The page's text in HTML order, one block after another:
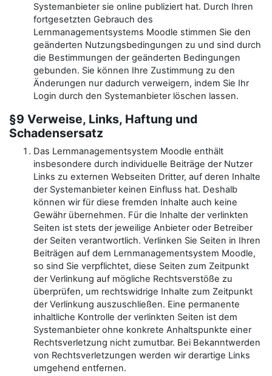
Systemanbieter sie online publiziert hat. Durch Ihren
fortgesetzten Gebrauch des
Lernmanagementsystems Moodle stimmen Sie den
geänderten Nutzungsbedingungen zu und sind durch
die Bestimmungen der geänderten Bedingungen
gebunden. Sie können Ihre Zustimmung zu den
Änderungen nur dadurch verweigern, indem Sie Ihr
Login durch den Systemanbieter löschen lassen.
§9 Verweise, Links, Haftung und
Schadensersatz
Das Lernmanagementsystem Moodle enthält
insbesondere durch individuelle Beiträge der Nutzer
Links zu externen Webseiten Dritter, auf deren Inhalte
der Systemanbieter keinen Einfluss hat. Deshalb
können wir für diese fremden Inhalte auch keine
Gewähr übernehmen. Für die Inhalte der verlinkten
Seiten ist stets der jeweilige Anbieter oder Betreiber
der Seiten verantwortlich. Verlinken Sie Seiten in Ihren
Beiträgen auf dem Lernmanagementsystem Moodle,
so sind Sie verpflichtet, diese Seiten zum Zeitpunkt
der Verlinkung auf mögliche Rechtsverstöße zu
überprüfen, um rechtswidrige Inhalte zum Zeitpunkt
der Verlinkung auszuschließen. Eine permanente
inhaltliche Kontrolle der verlinkten Seiten ist dem
Systemanbieter ohne konkrete Anhaltspunkte einer
Rechtsverletzung nicht zumutbar. Bei Bekanntwerden
von Rechtsverletzungen werden wir derartige Links
umgehend entfernen.